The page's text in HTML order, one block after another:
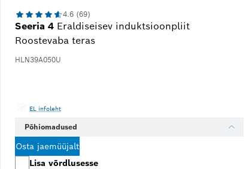
Seeria 4 Eraldiseisev induktsioonpliit
Roostevaba teras
HLN39A050U
4.6 (69)
EL infoleht
Põhiomadused
Osta jaemüüjalt
Lisa võrdlusesse